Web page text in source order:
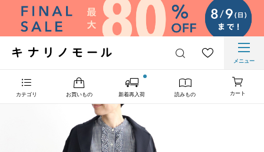
メニュー
カテゴリ お買いもの 新着再入荷 読みもの カート